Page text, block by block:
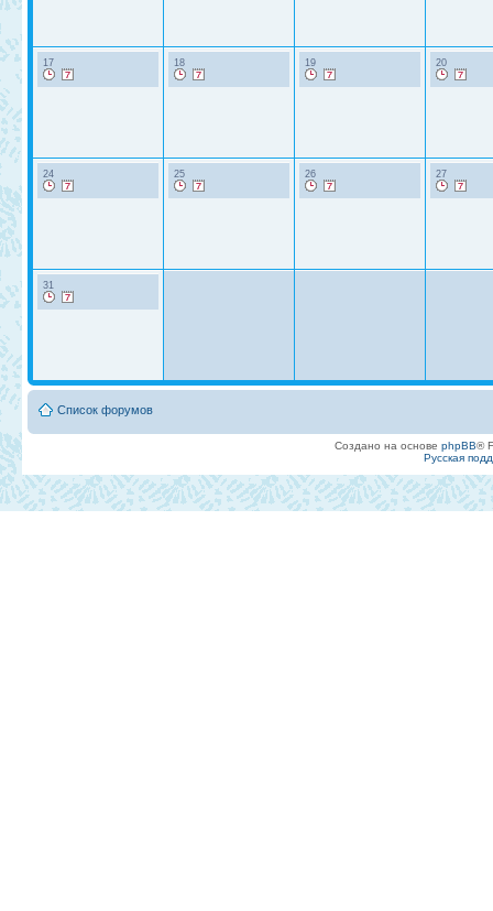
17 18 19 20
24 25 26 27
31
Список форумов
Создано на основе phpBB®
Русская